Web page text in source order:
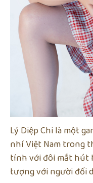
Lý Diệp Chi là một
nhí Việt Nam trong
tính với đôi mắt hút
tượng với người đối